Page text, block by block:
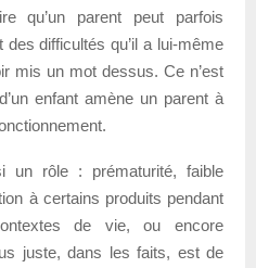
qu’un parent peut parfois
difficultés qu’il a lui-même
mis un mot dessus. Ce n’est
enfant amène un parent à
un rôle : prématurité, faible
à certains produits pendant
de vie, ou encore
juste, dans les faits, est de